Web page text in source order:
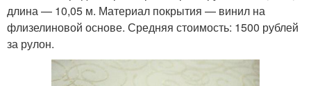
длина — 10,05 м. Материал покрытия — винил на
флизелиновой основе. Средняя стоимость: 1500 рублей
за рулон.